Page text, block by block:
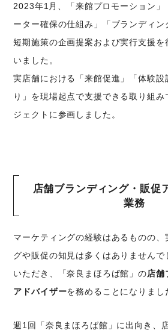
2023年1月、「来館プロモーション」
ーター確保の仕組み」「ブランディン
短期施策の企画提案および実行支援を
いました。
実店舗における「来館促進」「体験設
り」を現場起点で支援できる取り組み
ジェクトに参画しました。
店舗ブランディング・販促
業務
マーケティングの経験はあるものの、
グや販促の知見は多くはありませんで
いただき、「奈良まほろば館」の店舗
アドバイザーを務めることになりまし
週1回「奈良まほろば館」に出向き、